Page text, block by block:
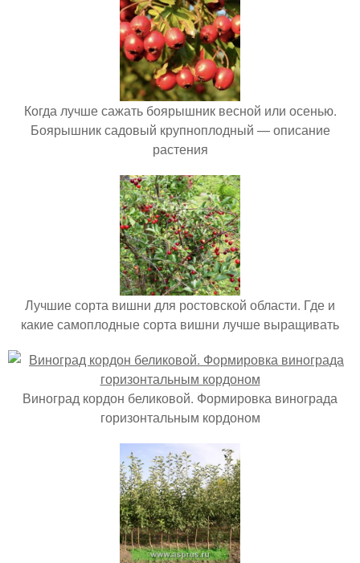
Когда лучше сажать боярышник весной или осенью.
Боярышник садовый крупноплодный — описание
растения
Лучшие сорта вишни для ростовской области. Где и
какие самоплодные сорта вишни лучше выращивать
Виноград кордон беликовой. Формировка винограда
горизонтальным кордоном